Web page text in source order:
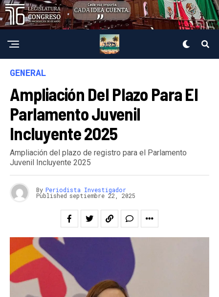
GENERAL
Ampliación Del Plazo Para El
Parlamento Juvenil
Incluyente 2025
Ampliación del plazo de registro para el Parlamento
Juvenil Incluyente 2025
By Periodista Investigador
Published septiembre 22, 2025